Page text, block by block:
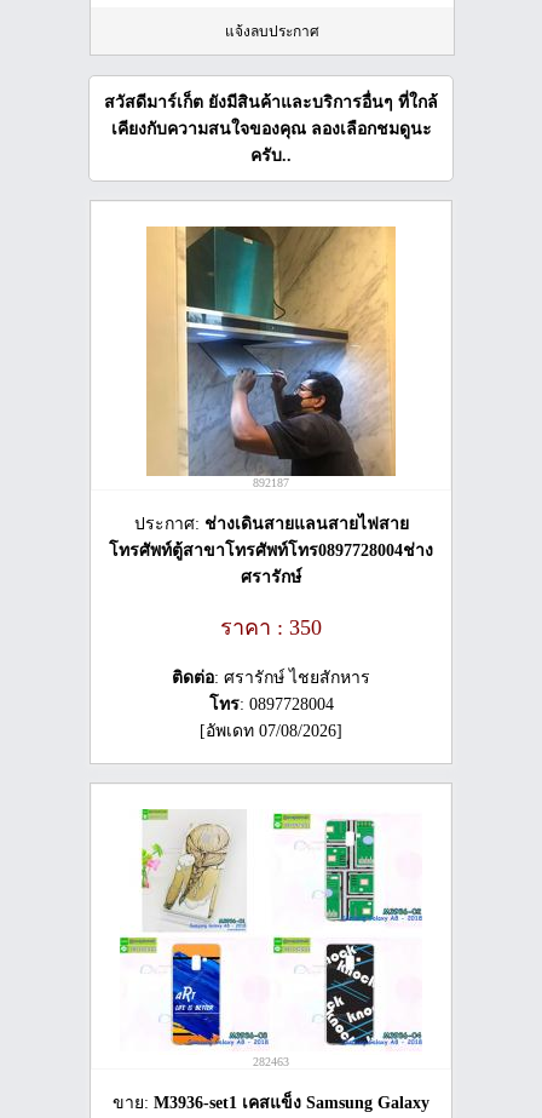
แจ้งลบประกาศ
สวัสดีมาร์เก็ต ยังมีสินค้าและบริการอื่นๆ ที่ใกล้
เคียงกับความสนใจของคุณ ลองเลือกชมดูนะ
ครับ..
892187
ประกาศ: ช่างเดินสายแลนสายไฟสาย
โทรศัพท์ตู้สาขาโทรศัพท์โทร0897728004ช่าง
ศรารักษ์
ราคา : 350
ติดต่อ: ศรารักษ์ ไชยสักหาร
โทร: 0897728004
[อัพเดท 07/08/2026]
282463
ขาย: M3936-set1 เคสแข็ง Samsung Galaxy